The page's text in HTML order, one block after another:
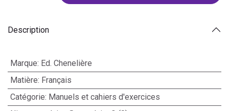
Description
Marque: Ed. Chenelière
Matière: Français
Catégorie: Manuels et cahiers d'exercices